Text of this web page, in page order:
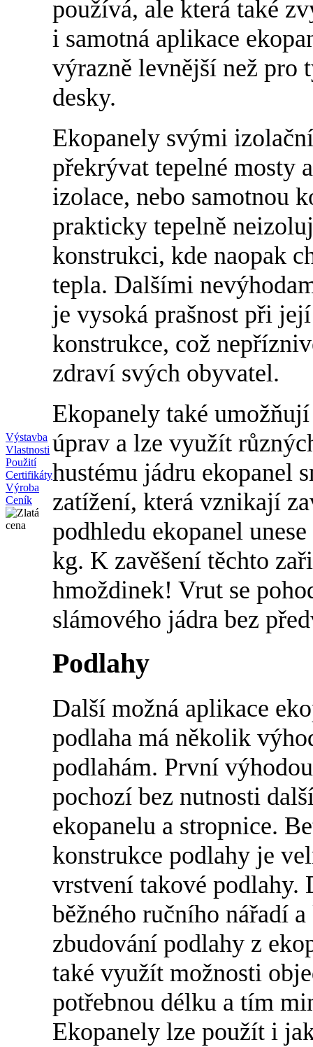
Výstavba
Vlastnosti
Použití
Certifikáty
Výroba
Ceník
používá, ale která také
i samotná aplikace
výrazně levnější než pro
desky.
Ekopanely svými
překrývat tepelné mosty
izolace, nebo samotnou
prakticky tepelně
konstrukci, kde naopak
tepla. Dalšími
je vysoká prašnost při
konstrukce, což
zdraví svých obyvatel.
Ekopanely také
úprav a lze využít
hustému jádru ekopanel
zatížení, která vznikají
podhledu ekopanel
kg. K zavěšení těchto
hmoždinek! Vrut se
slámového jádra bez
Podlahy
Další možná aplikace
podlaha má několik
podlahám. První
pochozí bez nutnosti
ekopanelu a stropnice.
konstrukce podlahy je
vrstvení takové podlahy.
běžného ručního nářadí
zbudování podlahy z
také využít možnosti
potřebnou délku a tím
Ekopanely lze použít i